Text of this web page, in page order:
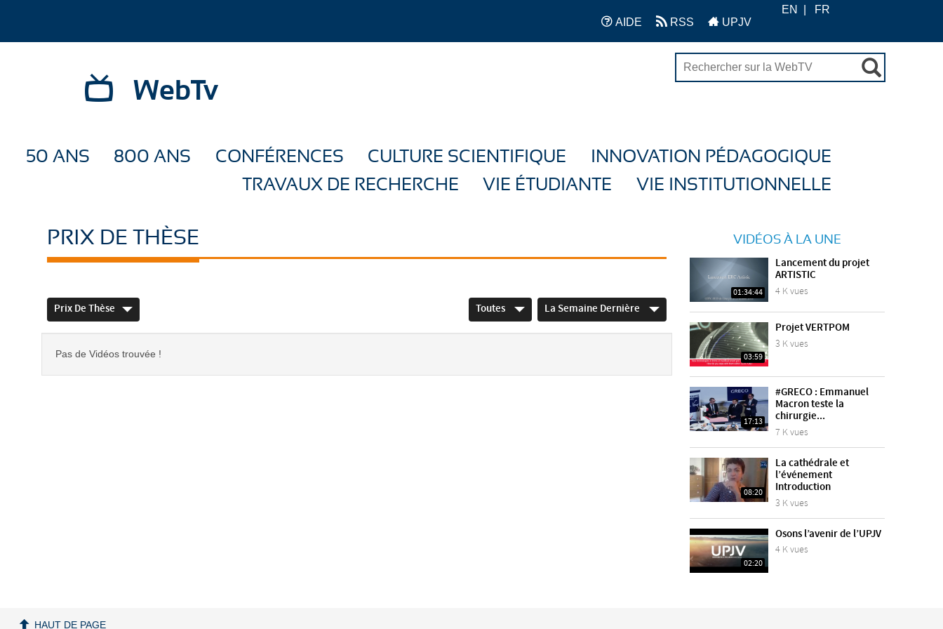
AIDE RSS UPJV
EN FR
WebTv
50 ANS 800 ANS CONFÉRENCES CULTURE SCIENTIFIQUE
INNOVATION PÉDAGOGIQUE
TRAVAUX DE RECHERCHE
VIE ÉTUDIANTE VIE INSTITUTIONNELLE
PRIX DE THÈSE
Prix De Thèse Toutes La Semaine Dernière
Pas de Vidéos trouvée !
VIDÉOS À LA UNE
01:34:44
Lancement du projet
ARTISTIC
4 K vues
03:59
Projet VERTPOM
3 K vues
17:13
#GRECO : Emmanuel
Macron teste la
chirurgie...
7 K vues
08:20
La cathédrale et
l’événement
Introduction
3 K vues
02:20
Osons l’avenir de l’UPJV
4 K vues
HAUT DE PAGE